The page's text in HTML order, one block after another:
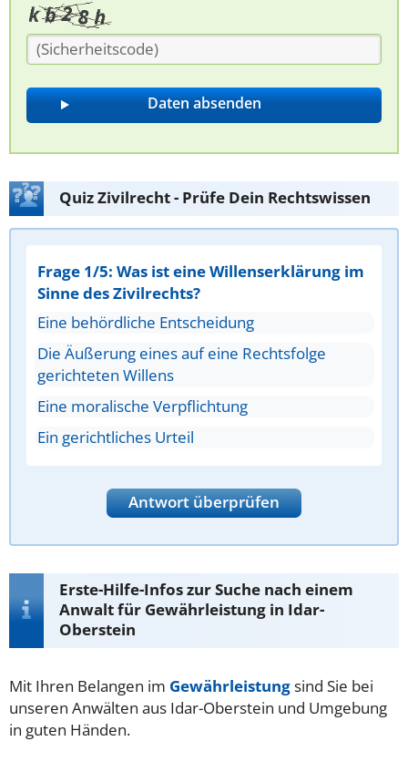
Quiz Zivilrecht - Prüfe Dein Rechtswissen
Frage 1/5: Was ist eine Willenserklärung im
Sinne des Zivilrechts?
Eine behördliche Entscheidung
Die Äußerung eines auf eine Rechtsfolge
gerichteten Willens
Eine moralische Verpflichtung
Ein gerichtliches Urteil
Antwort überprüfen
Erste-Hilfe-Infos zur Suche nach einem
Anwalt für Gewährleistung in Idar-
Oberstein
Mit Ihren Belangen im Gewährleistungsind Sie bei
unseren Anwälten aus Idar-Oberstein und Umgebung
in guten Händen.